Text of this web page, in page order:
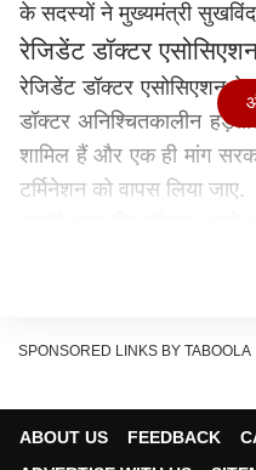
के सदस्यों ने मुख्यमंत्री
रेजिडेंट डॉक्टर
रेजिडेंट डॉक्टर एसोसिएशन
डॉक्टर अनिश्चितकालीन
शामिल हैं और एक ही मांग
टर्मिनेशन को वापस लिया जाए.
कहा कि जब तक सरकार डॉ
मरीज की शिकायत पर हुई
SPONSORED LINKS BY TABOOLA
ABOUT US FEEDBACK